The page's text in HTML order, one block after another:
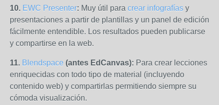
10. EWC Presenter: Muy útil para crear infografías y
presentaciones a partir de plantillas y un panel de edición
fácilmente entendible. Los resultados pueden publicarse
y compartirse en la web.
11. Blendspace (antes EdCanvas): Para crear lecciones
enriquecidas con todo tipo de material (incluyendo
contenido web) y compartirlas permitiendo siempre su
cómoda visualización.